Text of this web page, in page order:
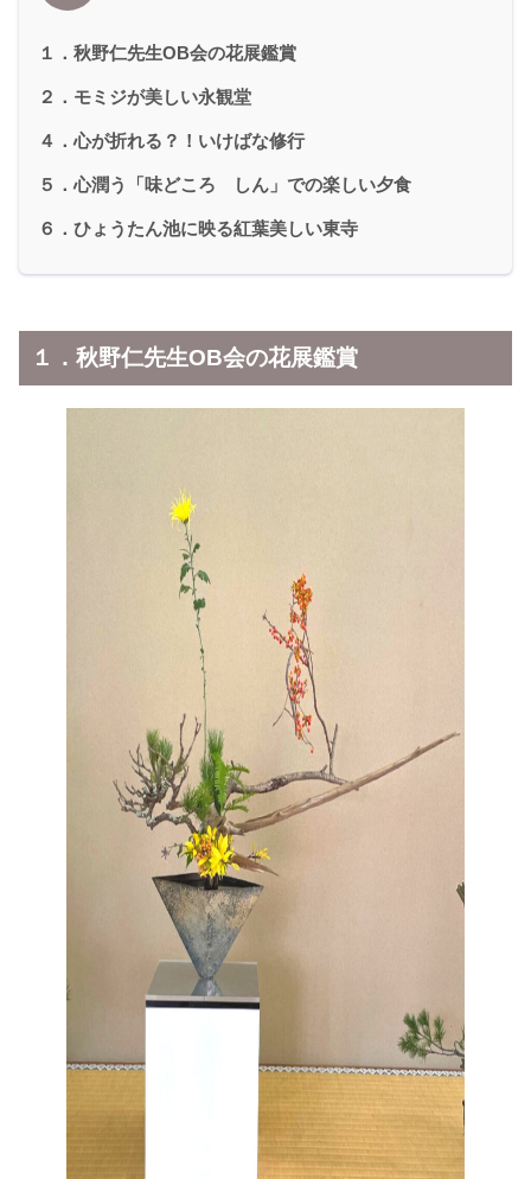
１．秋野仁先生OB会の花展鑑賞
２．モミジが美しい永観堂
４．心が折れる？！いけばな修行
５．心潤う「味どころ しん」での楽しい夕食
６．ひょうたん池に映る紅葉美しい東寺
１．秋野仁先生OB会の花展鑑賞